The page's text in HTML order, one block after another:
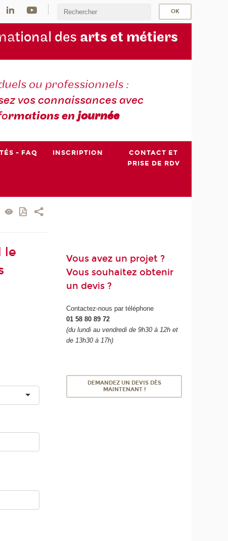
tional des arts et métiers
ou professionnels :
vos connaissances avec
rmations enjournée
- FAQ INSCRIPTION
CONTACT ET
PRISE DE RDV
le
Vous avez un projet ?
Vous souhaitez obtenir
un devis ?
Contactez-nous par téléphone
01 58 80 89 72
(du lundi au vendredi de 9h30 à 12h et
de 13h30 à 17h)
DEMANDEZ UN DEVIS DÈS
MAINTENANT !